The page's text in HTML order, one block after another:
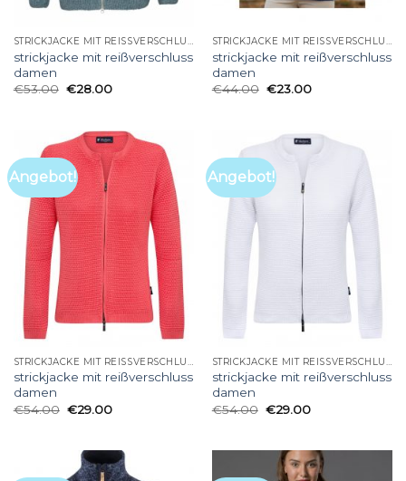
STRICKJACKE MIT REISSVERSCHLUSS DAMEN
strickjacke mit reißverschluss
damen
€53.00 €28.00
STRICKJACKE MIT REISSVERSCHLUSS DAMEN
strickjacke mit reißverschluss
damen
€44.00 €23.00
Angebot!
strickjacke mit reißverschluss
damen
€54.00 €29.00
Angebot!
strickjacke mit reißverschluss
damen
€54.00 €29.00